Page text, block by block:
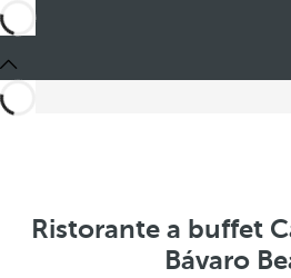
Ristorante a buffet
Bávaro